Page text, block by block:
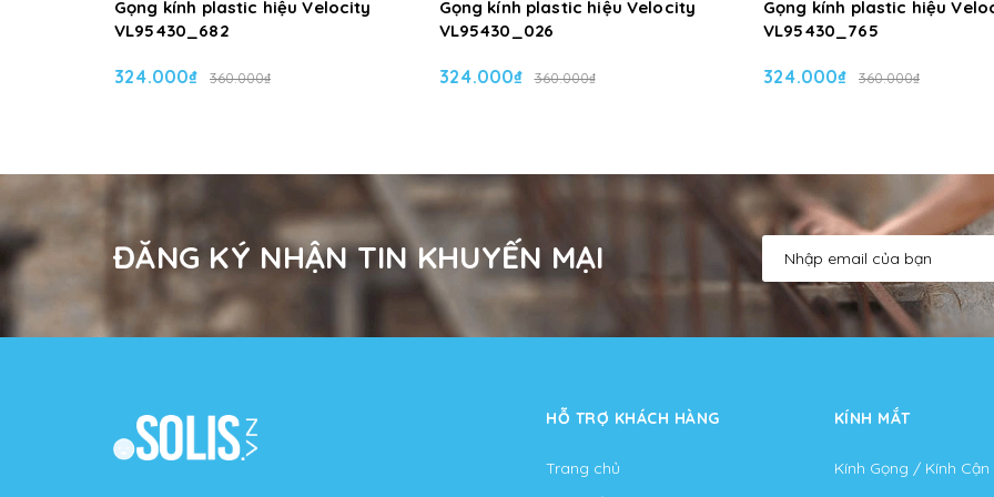
Gọng kính plastic hiệu Velocity
VL95430_682
324.000₫ 360.000₫
Gọng kính plastic hiệu Velocity
VL95430_026
324.000₫ 360.000₫
Gọng kính plastic hiệu
VL95430_765
324.000₫ 360.000₫
ĐĂNG KÝ NHẬN TIN KHUYẾN MẠI
HỖ TRỢ KHÁCH HÀNG
Trang chủ
KÍNH MẮT
Kính Gọng / Kính Cận